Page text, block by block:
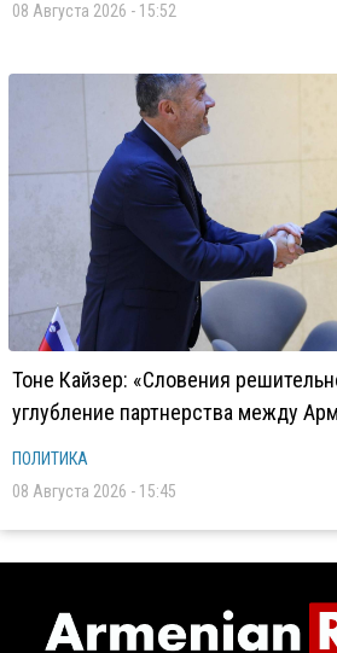
08 Августа 2026 - 15:52
Тоне Кайзер: «Словения
углубление партнерства между
ПОЛИТИКА
08 Августа 2026 - 15:45